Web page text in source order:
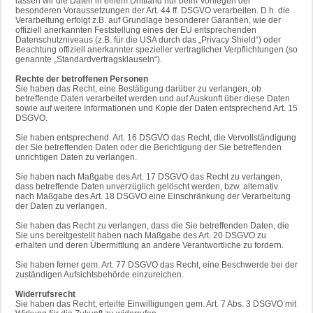
besonderen Voraussetzungen der Art. 44 ff. DSGVO verarbeiten. D.h. die
Verarbeitung erfolgt z.B. auf Grundlage besonderer Garantien, wie der
offiziell anerkannten Feststellung eines der EU entsprechenden
Datenschutzniveaus (z.B. für die USA durch das „Privacy Shield“) oder
Beachtung offiziell anerkannter spezieller vertraglicher Verpflichtungen (so
genannte „Standardvertragsklauseln“).
Rechte der betroffenen Personen
Sie haben das Recht, eine Bestätigung darüber zu verlangen, ob
betreffende Daten verarbeitet werden und auf Auskunft über diese Daten
sowie auf weitere Informationen und Kopie der Daten entsprechend Art. 15
DSGVO.
Sie haben entsprechend. Art. 16 DSGVO das Recht, die Vervollständigung
der Sie betreffenden Daten oder die Berichtigung der Sie betreffenden
unrichtigen Daten zu verlangen.
Sie haben nach Maßgabe des Art. 17 DSGVO das Recht zu verlangen,
dass betreffende Daten unverzüglich gelöscht werden, bzw. alternativ
nach Maßgabe des Art. 18 DSGVO eine Einschränkung der Verarbeitung
der Daten zu verlangen.
Sie haben das Recht zu verlangen, dass die Sie betreffenden Daten, die
Sie uns bereitgestellt haben nach Maßgabe des Art. 20 DSGVO zu
erhalten und deren Übermittlung an andere Verantwortliche zu fordern.
Sie haben ferner gem. Art. 77 DSGVO das Recht, eine Beschwerde bei der
zuständigen Aufsichtsbehörde einzureichen.
Widerrufsrecht
Sie haben das Recht, erteilte Einwilligungen gem. Art. 7 Abs. 3 DSGVO mit